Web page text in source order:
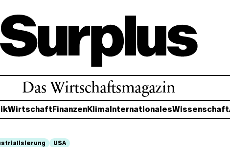
Das Wirtschaftsmagazin
WirtschaftFinanzenKlimaInternationalesWissenschaft
USA